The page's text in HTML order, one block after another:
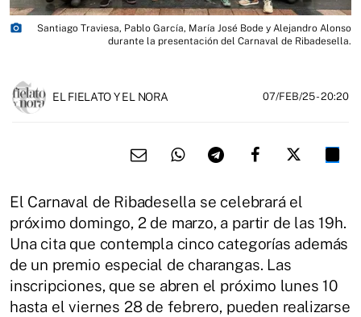
photo_camera
Santiago Traviesa, Pablo García, María José Bode y Alejandro Alonso
durante la presentación del Carnaval de Ribadesella.
EL FIELATO Y EL NORA 07/FEB/25- 20:20
El Carnaval de Ribadesella se celebrará el
próximo domingo, 2 de marzo, a partir de las 19h.
Una cita que contempla cinco categorías además
de un premio especial de charangas. Las
inscripciones, que se abren el próximo lunes 10
hasta el viernes 28 de febrero, pueden realizarse